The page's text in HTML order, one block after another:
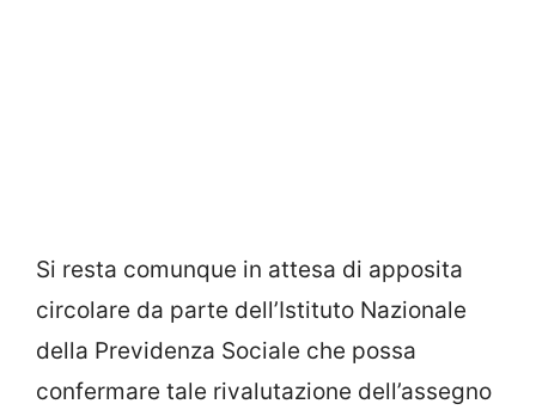
Si resta comunque in attesa di apposita
circolare da parte dell’Istituto Nazionale
della Previdenza Sociale che possa
confermare tale rivalutazione dell’assegno